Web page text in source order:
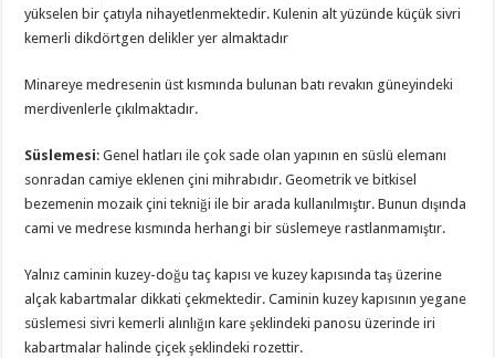
yükselen bir çatıyla nihayetlenmektedir. Kulenin alt yüzünde küçük sivri
kemerli dikdörtgen delikler yer almaktadır
Minareye medresenin üst kısmında bulunan batı revakın güneyindeki
merdivenlerle çıkılmaktadır.
Süslemesi: Genel hatları ile çok sade olan yapının en süslü elemanı
sonradan camiye eklenen çini mihrabıdır. Geometrik ve bitkisel
bezemenin mozaik çini tekniği ile bir arada kullanılmıştır. Bunun dışında
cami ve medrese kısmında herhangi bir süslemeye rastlanmamıştır.
Yalnız caminin kuzey-doğu taç kapısı ve kuzey kapısında taş üzerine
alçak kabartmalar dikkati çekmektedir. Caminin kuzey kapısının yegane
süslemesi sivri kemerli alınlığın kare şeklindeki panosu üzerinde iri
kabartmalar halinde çiçek şeklindeki rozettir.